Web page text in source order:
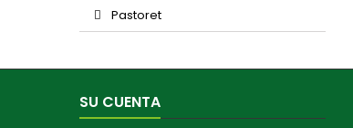
Pastoret
SU CUENTA